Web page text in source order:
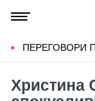
ПЕРЕГОВОРИ
Христина